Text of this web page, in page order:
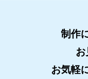
制作
お
お気軽